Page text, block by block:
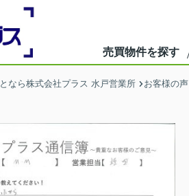
売買物件を探す
なら株式会社プラス 水戸営業所 お客様の声